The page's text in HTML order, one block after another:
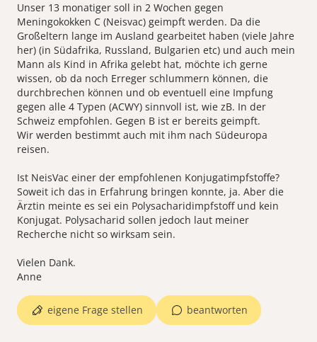
Unser 13 monatiger soll in 2 Wochen gegen
Meningokokken C (Neisvac) geimpft werden. Da die
Großeltern lange im Ausland gearbeitet haben (viele Jahre
her) (in Südafrika, Russland, Bulgarien etc) und auch mein
Mann als Kind in Afrika gelebt hat, möchte ich gerne
wissen, ob da noch Erreger schlummern können, die
durchbrechen können und ob eventuell eine Impfung
gegen alle 4 Typen (ACWY) sinnvoll ist, wie zB. In der
Schweiz empfohlen. Gegen B ist er bereits geimpft.
Wir werden bestimmt auch mit ihm nach Südeuropa
reisen.
Ist NeisVac einer der empfohlenen Konjugatimpfstoffe?
Soweit ich das in Erfahrung bringen konnte, ja. Aber die
Ärztin meinte es sei ein Polysacharidimpfstoff und kein
Konjugat. Polysacharid sollen jedoch laut meiner
Recherche nicht so wirksam sein.
Vielen Dank.
Anne
beantworten
eigene Frage stellen